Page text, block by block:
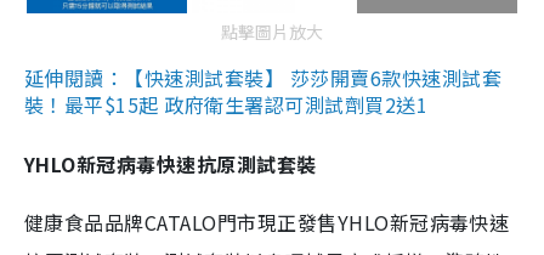
點擊圖片放大
延伸閱讀：【快速測試套裝】 莎莎開賣6款快速測試套
裝！最平$15起 政府衛生署認可測試劑買2送1
YHLO新冠病毒快速抗原測試套裝
健康食品品牌CATALO門市現正發售YHLO新冠病毒快速